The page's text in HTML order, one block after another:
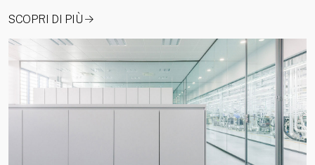
SCOPRI DI PIÙ